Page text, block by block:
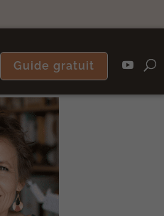
Guide gratuit